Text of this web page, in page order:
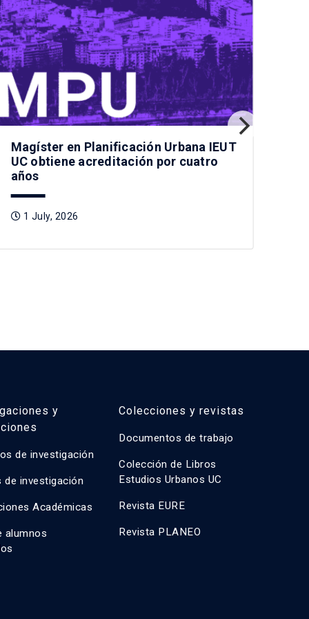
Magíster en Planificación Urbana IEUT
UC obtiene acreditación por cuatro
años
1 July, 2026
y
de investigación
de investigación
Académicas
alumnos
Colecciones y revistas
Documentos de trabajo
Colección de Libros
Estudios Urbanos UC
Revista EURE
Revista PLANEO